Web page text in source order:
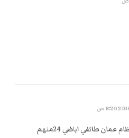
تعرفون ليش طالت الحرب لان نظام عمان طائفي اباضي 24منهم